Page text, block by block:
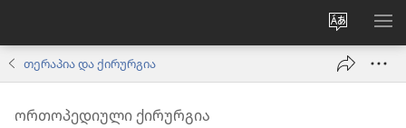
ენის
შეცვლა
თერაპია და ქირურგია
ᲝᲠᲗᲝᲞᲔᲓᲘᲣᲚᲘ ᲥᲘᲠᲣᲠᲒᲘᲐ